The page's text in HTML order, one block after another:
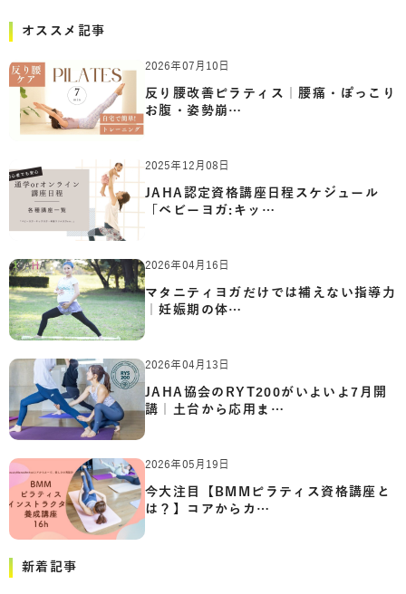
オススメ記事
2026年07月10日
反り腰改善ピラティス｜腰痛・ぽっこり
お腹・姿勢崩…
2025年12月08日
JAHA認定資格講座日程スケジュール
「ベビーヨガ:キッ…
2026年04月16日
マタニティヨガだけでは補えない指導力
｜妊娠期の体…
2026年04月13日
JAHA協会のRYT200がいよいよ7月開
講｜土台から応用ま…
2026年05月19日
今大注目【BMMピラティス資格講座と
は？】コアからカ…
新着記事